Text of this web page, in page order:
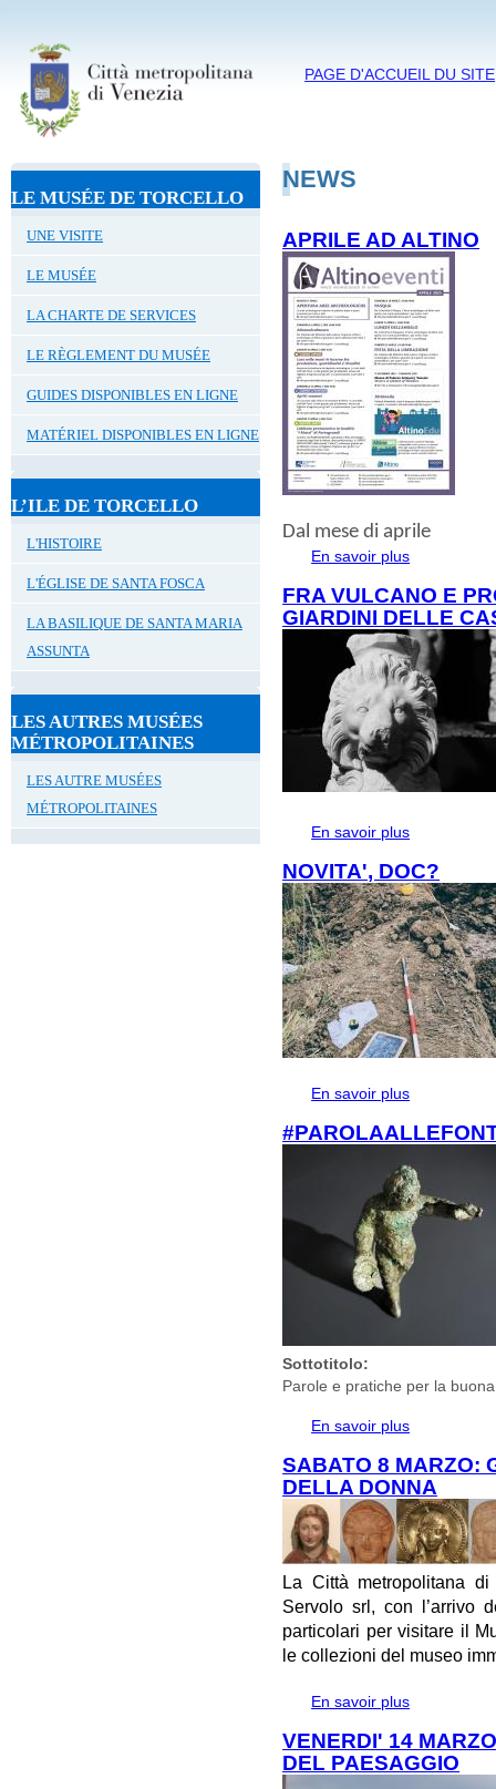
PAGE D'ACCUEIL DU SITE
LE MUSÉE DE TORCELLO
UNE VISITE
LE MUSÉE
LA CHARTE DE SERVICES
LE RÈGLEMENT DU MUSÉE
GUIDES DISPONIBLES EN LIGNE
MATÉRIEL DISPONIBLES EN LIGNE
L’ILE DE TORCELLO
L'HISTOIRE
L'ÉGLISE DE SANTA FOSCA
LA BASILIQUE DE SANTA MARIA
ASSUNTA
LES AUTRES MUSÉES
MÉTROPOLITAINES
LES AUTRE MUSÉES
MÉTROPOLITAINES
NEWS
APRILE AD ALTINO
Dal mese di aprile
En savoir plus
FRA VULCANO E
GIARDINI DELLE
En savoir plus
NOVITA', DOC?
En savoir plus
Sottotitolo:
Parole e pratiche per la
En savoir plus
SABATO 8 MARZO:
DELLA DONNA
La Città metropolitana
Servolo srl, con l’arrivo
particolari per visitare il
le collezioni del museo
En savoir plus
VENERDI' 14
DEL PAESAGGIO